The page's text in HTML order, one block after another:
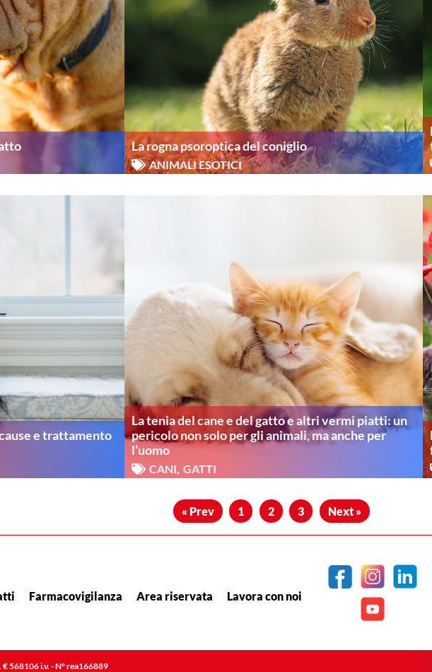
La rogna psoroptica del coniglio
ANIMALI ESOTICI
e trattamento
La tenia del cane e del gatto e altri vermi piatti: un
pericolo non solo per gli animali, ma anche per
l’uomo
CANI, GATTI
« Prev 1 2 3 Next »
Farmacovigilanza Area riservata Lavora con noi
568106 i.v. - N° rea166889